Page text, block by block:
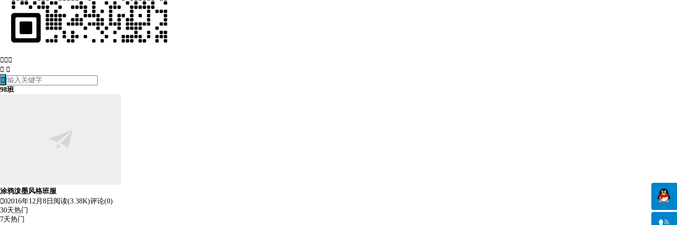
  
 

98班
涂鸦泼墨风格班服
02016年12月8日 阅读(3.38K)评论(0)
30天热门
7天热门